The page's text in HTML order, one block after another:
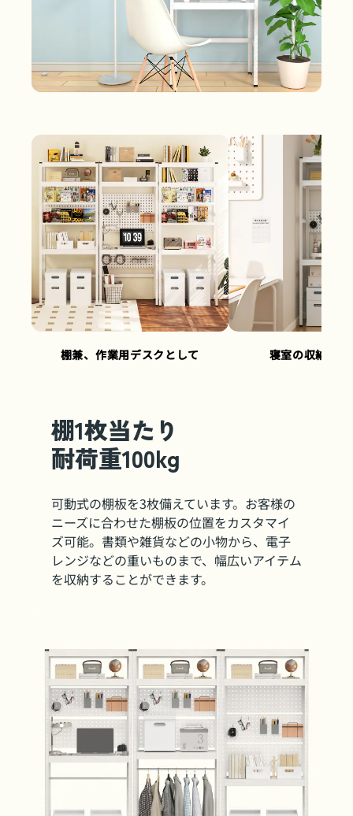
棚兼、作業用デスクとして 寝室の収納家
棚1枚当たり
耐荷重100kg
可動式の棚板を3枚備えています。お客様の
ニーズに合わせた棚板の位置をカスタマイ
ズ可能。書類や雑貨などの小物から、電子
レンジなどの重いものまで、幅広いアイテム
を収納することができます。